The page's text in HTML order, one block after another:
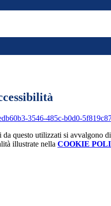
3546-485c-b0d0-
questo utilizzati si avvalgono
illustrate nella COOKIE